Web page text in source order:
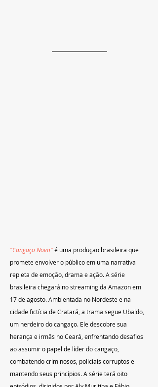
"Cangaço Novo" é uma produção brasileira que
promete envolver o público em uma narrativa
repleta de emoção, drama e ação. A série
brasileira chegará no streaming da Amazon em
17 de agosto. Ambientada no Nordeste e na
cidade fictícia de Cratará, a trama segue Ubaldo,
um herdeiro do cangaço. Ele descobre sua
herança e irmãs no Ceará, enfrentando desafios
ao assumir o papel de líder do cangaço,
combatendo criminosos, policiais corruptos e
mantendo seus princípios. A série terá oito